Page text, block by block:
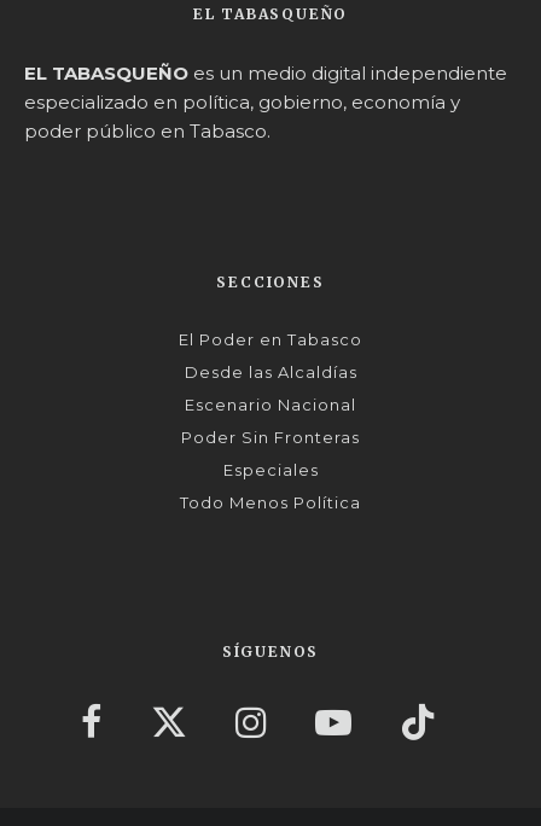
EL TABASQUEÑO
EL TABASQUEÑO es un medio digital independiente
especializado en política, gobierno, economía y
poder público en Tabasco.
SECCIONES
El Poder en Tabasco
Desde las Alcaldías
Escenario Nacional
Poder Sin Fronteras
Especiales
Todo Menos Política
SÍGUENOS